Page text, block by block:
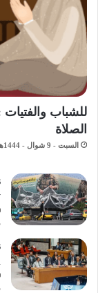
للشباب والفتيات
الصلاة
السبت - 9 شوال - 1444هـ / 29 أبريل - 2023م / 8:02 مساءً